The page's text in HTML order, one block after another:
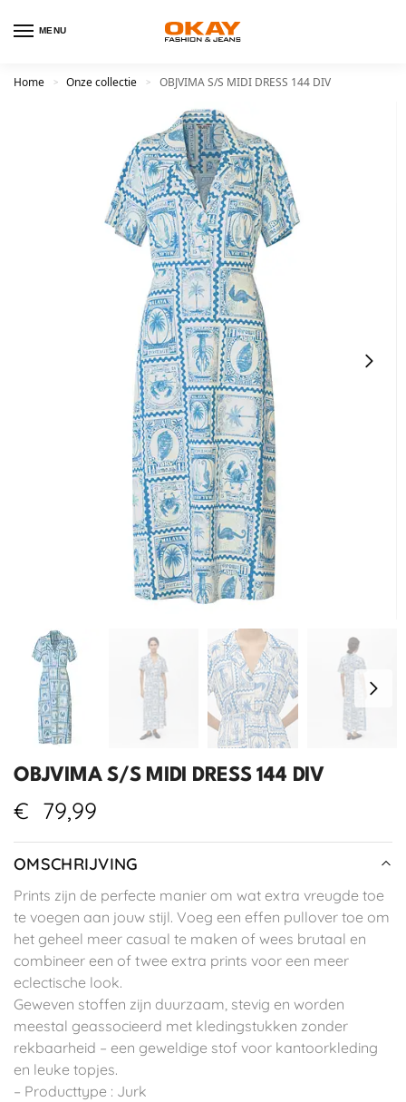
MENU
Home > Onze collectie > OBJVIMA S/S MIDI DRESS 144 DIV
OBJVIMA S/S MIDI DRESS 144 DIV
€ 79,99
OMSCHRIJVING
Prints zijn de perfecte manier om wat extra vreugde toe
te voegen aan jouw stijl. Voeg een effen pullover toe om
het geheel meer casual te maken of wees brutaal en
combineer een of twee extra prints voor een meer
eclectische look.
Geweven stoffen zijn duurzaam, stevig en worden
meestal geassocieerd met kledingstukken zonder
rekbaarheid – een geweldige stof voor kantoorkleding
en leuke topjes.
– Producttype : Jurk